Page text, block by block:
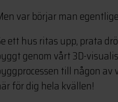
var börjar man
ett hus ritas upp, prata
genom vårt 3D-
till någon av
för dig hela kvällen!